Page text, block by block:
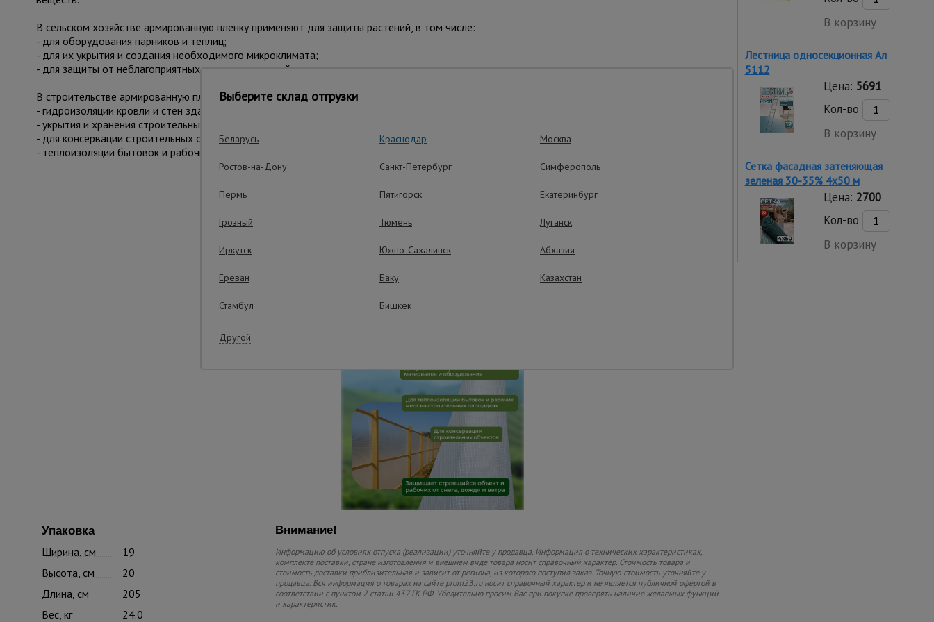
В сельском хозяйстве армированную пленку применяют для защиты растений, в том числе:
- для оборудования парников и теплиц;
- для их укрытия и создания необходимого микроклимата;
- для защиты от неблагоприятных погодных условий, сильного ветра и града.
В строительстве армированную пленку чаще всего используют для:
- гидроизоляции кровли и стен зданий;
- укрытия и хранения строительных материалов и оборудования, их защиты от влаги и осадков;
- для консервации строительных объектов;
- теплоизоляции бытовок и рабочих мест на строительных площадках.
Важные преимущества – эффективная работа
Упаковка
Ширина, см
19
Высота, см
20
Длина, см
205
Вес, кг
24.0
Внимание!
Информацию об условиях отпуска (реализации) уточняйте у продавца. Информация о технических характеристиках,
комплекте поставки, стране изготовления и внешнем виде товара носит справочный характер. Стоимость товара и
стоимость доставки приблизительная и зависит от региона, из которого поступил заказ. Точную стоимость уточняйте у
продавца. Вся информация о товарах на сайте prom23.ru носит справочный характер и не является публичной офертой в
соответствии с пунктом 2 статьи 437 ГК РФ. Убедительно просим Вас при покупке проверять наличие желаемых функций
и характеристик.
В корзину
Лестница односекционная Ал
5112
Цена: 5691
Кол-во
В корзину
Сетка фасадная затеняющая
зеленая 30-35% 4х50 м
Цена: 2700
Кол-во
В корзину
Выберите склад отгрузки
Беларусь Краснодар Москва
Ростов-на-Дону Санкт-Петербург Симферополь
Пермь Пятигорск Екатеринбург
Грозный Тюмень Луганск
Иркутск Южно-Сахалинск Абхазия
Ереван Баку Казахстан
Стамбул Бишкек
Другой